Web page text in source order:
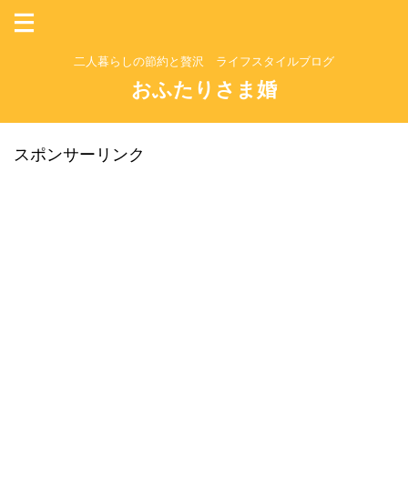
二人暮らしの節約と贅沢 ライフスタイルブログ
おふたりさま婚
スポンサーリンク